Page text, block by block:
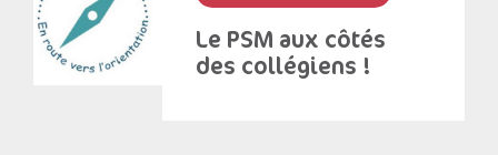
Le PSM aux côtés
des collégiens !